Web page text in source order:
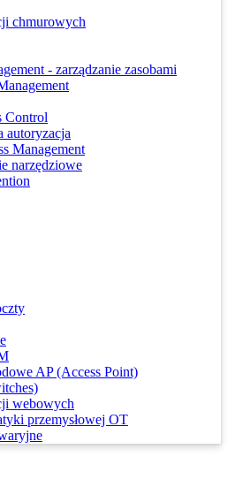
chmurowych
- zarządzanie zasobami
Control
autoryzacja
Management
narzędziowe
AP (Access Point)
webowych
przemysłowej OT